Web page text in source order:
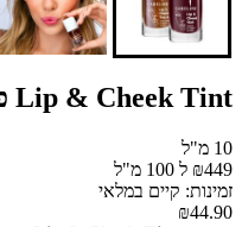
Lip & Cheek Tint פיגמנט לשפתיים ולחיים
10 מ"ל
₪449 ל 100 מ"ל
זמינות: קיים במלאי
₪44.90